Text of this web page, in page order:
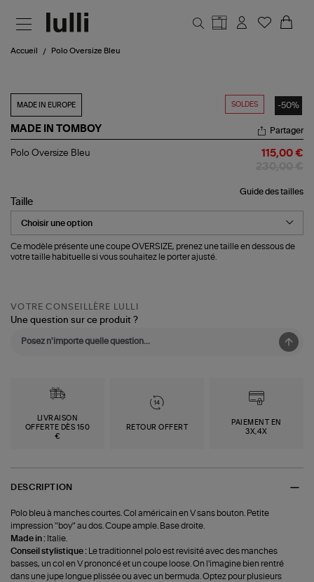
Accueil Polo Oversize Bleu
SOLDES -50%
MADE IN EUROPE
MADE IN TOMBOY
Polo
Partager
Polo Oversize Bleu 115,00 €
Guide des tailles
Taille
Ce modèle présente une coupe OVERSIZE, prenez une taille en dessous de
votre taille habituelle si vous souhaitez le porter ajusté.
VOTRE CONSEILLÈRE LULLI
Une question sur ce produit ?
LIVRAISON
OFFERTE DÈS 150
€
RETOUR OFFERT
PAIEMENT EN
3X,4X
DESCRIPTION
Polo bleu à manches courtes. Col américain en V sans bouton. Petite
impression "boy" au dos. Coupe ample. Base droite.
Made in : Italie.
Conseil stylistique :
Le traditionnel polo est revisité avec des manches
basses, un col en V prononcé et un coupe loose. On l'imagine bien rentré
dans une jupe longue plissée ou avec un bermuda. Optez pour plusieurs